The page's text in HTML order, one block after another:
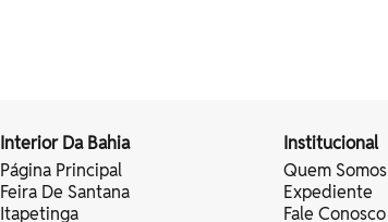
Interior Da Bahia
Página Principal
Feira De Santana
Itapetinga
Institucional
Quem Somos
Expediente
Fale Conosco